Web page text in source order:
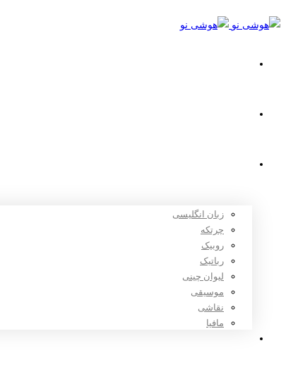
زبان انگلیسی
چرتکه
روبیک
رباتیک
لیوان چینی
موسیقی
نقاشی
مافیا